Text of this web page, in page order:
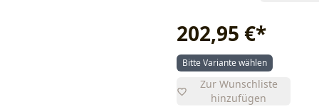
202,95 €*
Bitte Variante wählen
Zur Wunschliste
hinzufügen